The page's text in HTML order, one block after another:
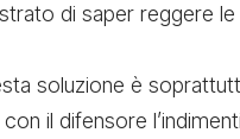
di saper reggere le
soluzione è
il difensore